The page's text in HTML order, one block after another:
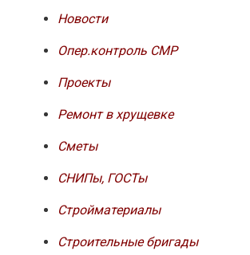
Новости
Опер.контроль СМР
Проекты
Ремонт в хрущевке
Сметы
СНИПы, ГОСТы
Стройматериалы
Строительные бригады